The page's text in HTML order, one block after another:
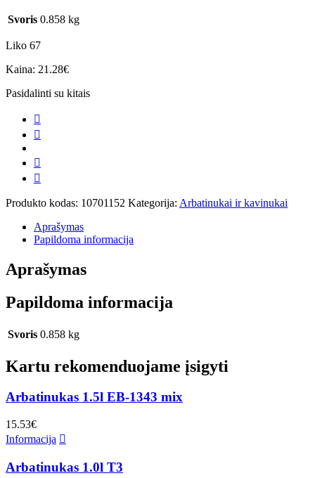
Svoris 0.858 kg
Liko 67
Kaina: 21.28€
Pasidalinti su kitais
Produkto kodas: 10701152 Kategorija: Arbatinukai ir kavinukai
Aprašymas
Papildoma informacija
Aprašymas
Papildoma informacija
Svoris 0.858 kg
Kartu rekomenduojame įsigyti
Arbatinukas 1.5l EB-1343 mix
15.53€
Informacija
Arbatinukas 1.0l T3